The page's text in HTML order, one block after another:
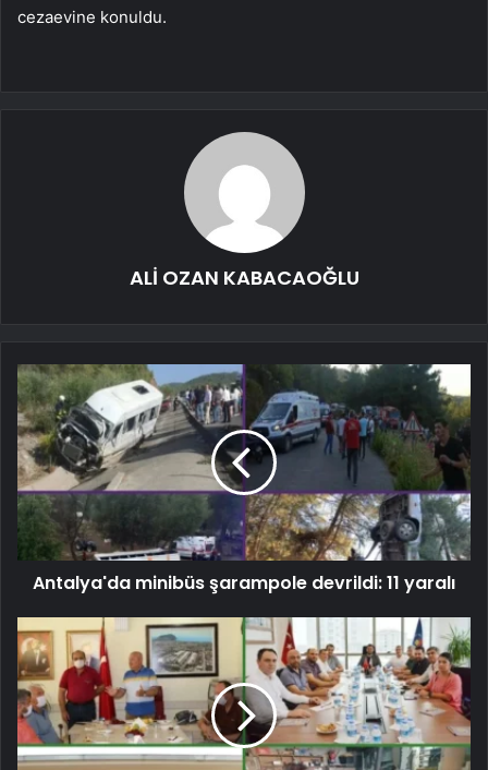
cezaevine konuldu.
ALİ OZAN KABACAOĞLU
Antalya'da minibüs şarampole devrildi: 11 yaralı